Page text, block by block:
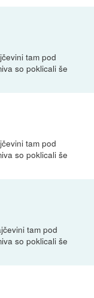
tam pod
so poklicali še
tam pod
so poklicali še
tam pod
so poklicali še